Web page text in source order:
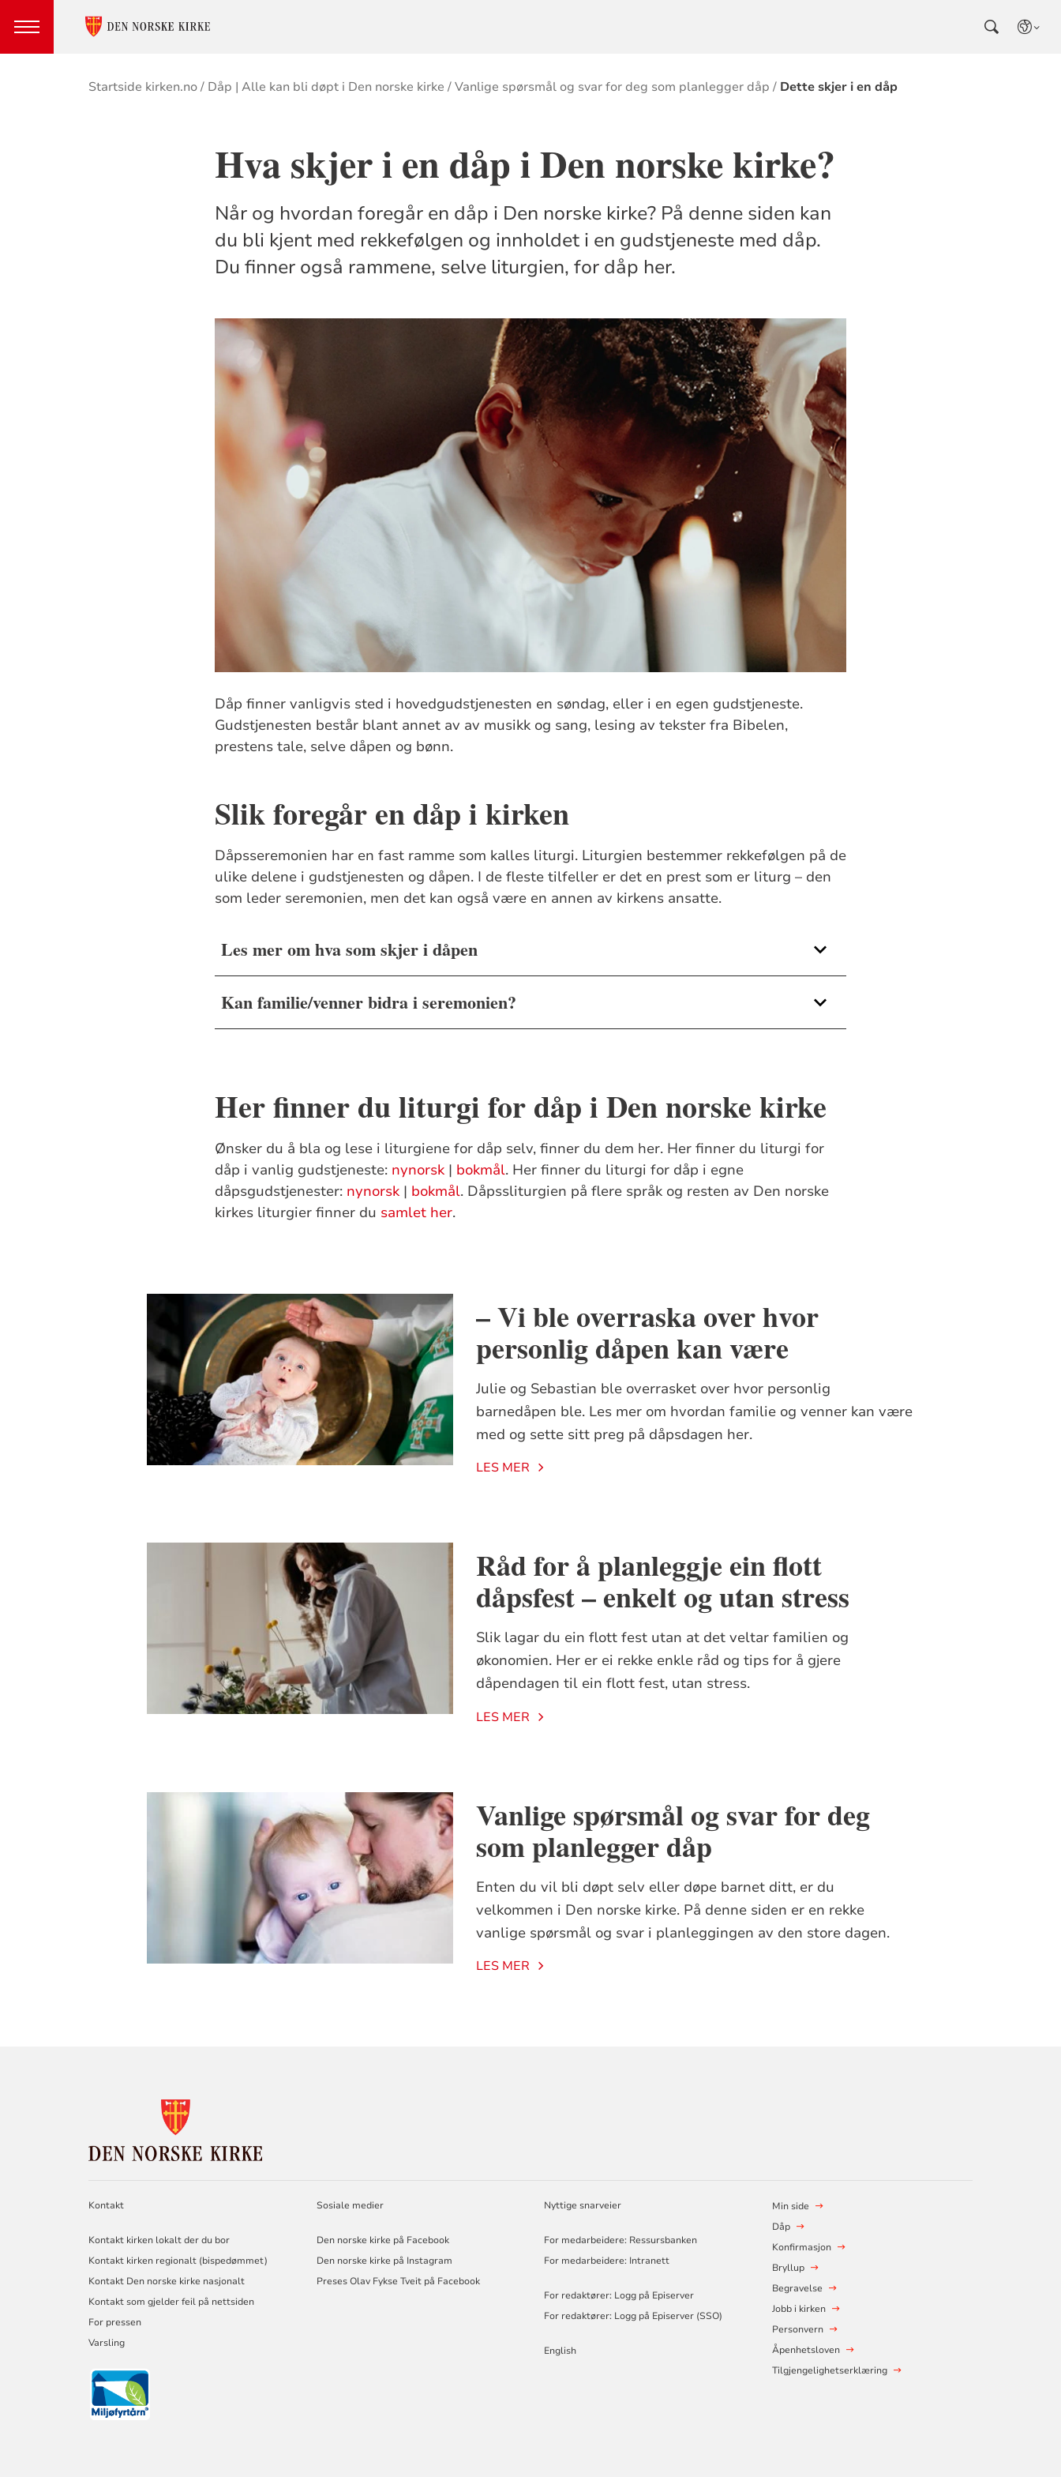
Brødsmulesti
Startside kirken.no Dåp | Alle kan bli døpt i Den norske kirke Vanlige spørsmål og svar for deg som planlegger dåp Dette skjer i en dåp
Hva skjer i en dåp i Den norske kirke?
Når og hvordan foregår en dåp i Den norske kirke? På denne siden kan
du bli kjent med rekkefølgen og innholdet i en gudstjeneste med dåp.
Du finner også rammene, selve liturgien, for dåp her.
Dåp finner vanligvis sted i hovedgudstjenesten en søndag, eller i en egen gudstjeneste.
Gudstjenesten består blant annet av av musikk og sang, lesing av tekster fra Bibelen,
prestens tale, selve dåpen og bønn.
Slik foregår en dåp i kirken
Dåpsseremonien har en fast ramme som kalles liturgi. Liturgien bestemmer rekkefølgen på de
ulike delene i gudstjenesten og dåpen. I de fleste tilfeller er det en prest som er liturg – den
som leder seremonien, men det kan også være en annen av kirkens ansatte.
Les mer om hva som skjer i dåpen
Kan familie/venner bidra i seremonien?
Her finner du liturgi for dåp i Den norske kirke
Ønsker du å bla og lese i liturgiene for dåp selv, finner du dem her. Her finner du liturgi for
dåp i vanlig gudstjeneste: nynorsk | bokmål. Her finner du liturgi for dåp i egne
dåpsgudstjenester: nynorsk | bokmål. Dåpssliturgien på flere språk og resten av Den norske
kirkes liturgier finner du samlet her.
– Vi ble overraska over hvor
personlig dåpen kan være
Julie og Sebastian ble overrasket over hvor personlig
barnedåpen ble. Les mer om hvordan familie og venner kan være
med og sette sitt preg på dåpsdagen her.
LES MER
Råd for å planleggje ein flott
dåpsfest – enkelt og utan stress
Slik lagar du ein flott fest utan at det veltar familien og
økonomien. Her er ei rekke enkle råd og tips for å gjere
dåpendagen til ein flott fest, utan stress.
LES MER
Vanlige spørsmål og svar for deg
som planlegger dåp
Enten du vil bli døpt selv eller døpe barnet ditt, er du
velkommen i Den norske kirke. På denne siden er en rekke
vanlige spørsmål og svar i planleggingen av den store dagen.
LES MER
NORSKE
KIRKE
Kontakt
Kontakt kirken lokalt der du bor
Kontakt kirken regionalt (bispedømmet)
Kontakt Den norske kirke nasjonalt
Kontakt som gjelder feil på nettsiden
For pressen
Varsling
Sosiale medier
Den norske kirke på Facebook
Den norske kirke på Instagram
Preses Olav Fykse Tveit på Facebook
Nyttige snarveier
For medarbeidere: Ressursbanken
For medarbeidere: Intranett
For redaktører: Logg på Episerver
For redaktører: Logg på Episerver (SSO)
English
Min side
Dåp
Konfirmasjon
Bryllup
Begravelse
Jobb i kirken
Personvern
Åpenhetsloven
Tilgjengelighetserklæring